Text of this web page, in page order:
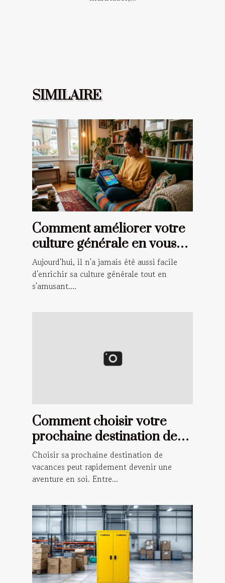
SIMILAIRE
Comment améliorer votre
culture générale en vous
amusant ?
Aujourd'hui, il n'a jamais été aussi facile
d'enrichir sa culture générale tout en
s'amusant....
Comment choisir votre
prochaine destination de
vacances ?
Choisir sa prochaine destination de
vacances peut rapidement devenir une
aventure en soi. Entre...